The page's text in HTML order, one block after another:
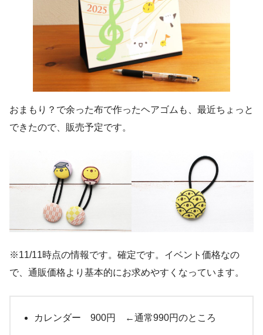
おまもり？で余った布で作ったヘアゴムも、最近ちょっと
できたので、販売予定です。
※11/11時点の情報です。確定です。イベント価格なの
で、通販価格より基本的にお求めやすくなっています。
カレンダー 900円 ←通常990円のところ